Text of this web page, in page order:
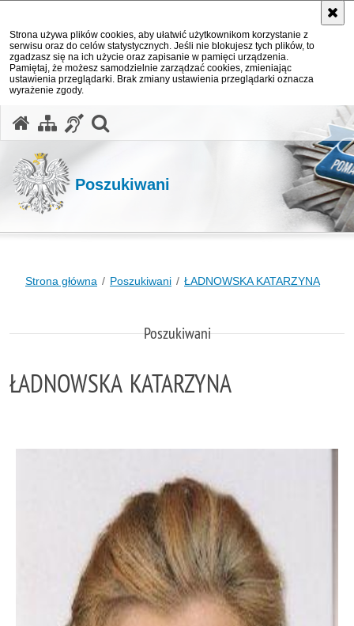
Strona używa plików cookies, aby ułatwić użytkownikom korzystanie z
serwisu oraz do celów statystycznych. Jeśli nie blokujesz tych plików, to
zgadzasz się na ich użycie oraz zapisanie w pamięci urządzenia.
Pamiętaj, że możesz samodzielnie zarządzać cookies, zmieniając
ustawienia przeglądarki. Brak zmiany ustawienia przeglądarki oznacza
wyrażenie zgody.
Poszukiwani
Strona główna Poszukiwani ŁADNOWSKA KATARZYNA
Poszukiwani
ŁADNOWSKA KATARZYNA